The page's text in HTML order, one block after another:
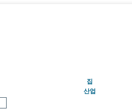
집(현재의)
산업